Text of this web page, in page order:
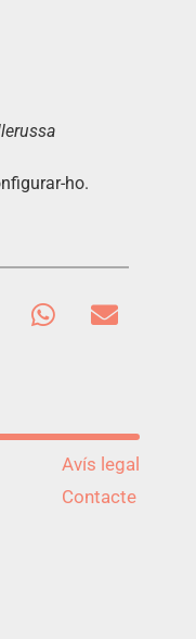
ho.
Avís legal
Contacte